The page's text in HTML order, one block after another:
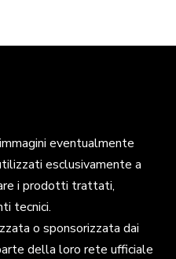
eventualmente
esclusivamente a
i prodotti trattati,
tecnici.
o sponsorizzata dai
della loro rete ufficiale